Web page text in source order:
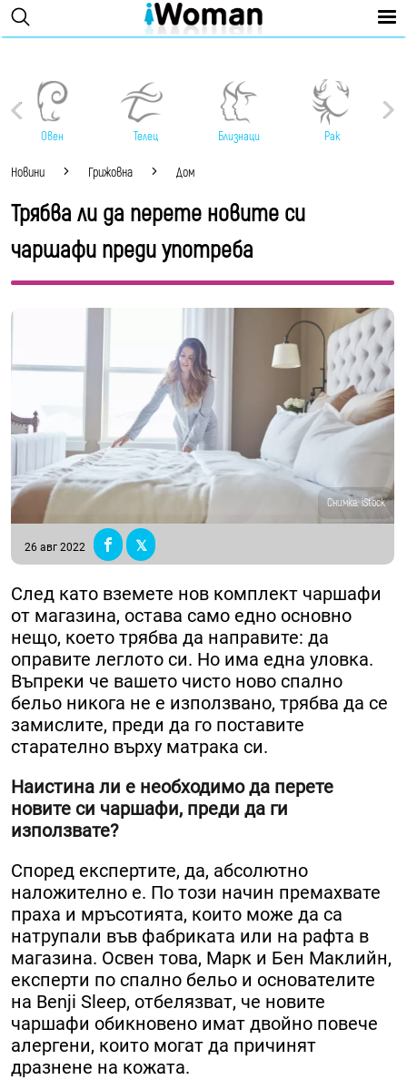
Овен Телец Близнаци Рак
Новини Грижовна Дом
Трябва ли да перете новите си
чаршафи преди употреба
Снимка: iStock
26 авг 2022
След като вземете нов комплект чаршафи
от магазина, остава само едно основно
нещо, което трябва да направите: да
оправите леглото си. Но има една уловка.
Въпреки че вашето чисто ново спално
бельо никога не е използвано, трябва да се
замислите, преди да го поставите
старателно върху матрака си.
Наистина ли е необходимо да перете
новите си чаршафи, преди да ги
използвате?
Според експертите, да, абсолютно
наложително е. По този начин премахвате
праха и мръсотията, които може да са
натрупали във фабриката или на рафта в
магазина. Освен това, Марк и Бен Маклийн,
експерти по спално бельо и основателите
на Benji Sleep, отбелязват, че новите
чаршафи обикновено имат двойно повече
алергени, които могат да причинят
дразнене на кожата.